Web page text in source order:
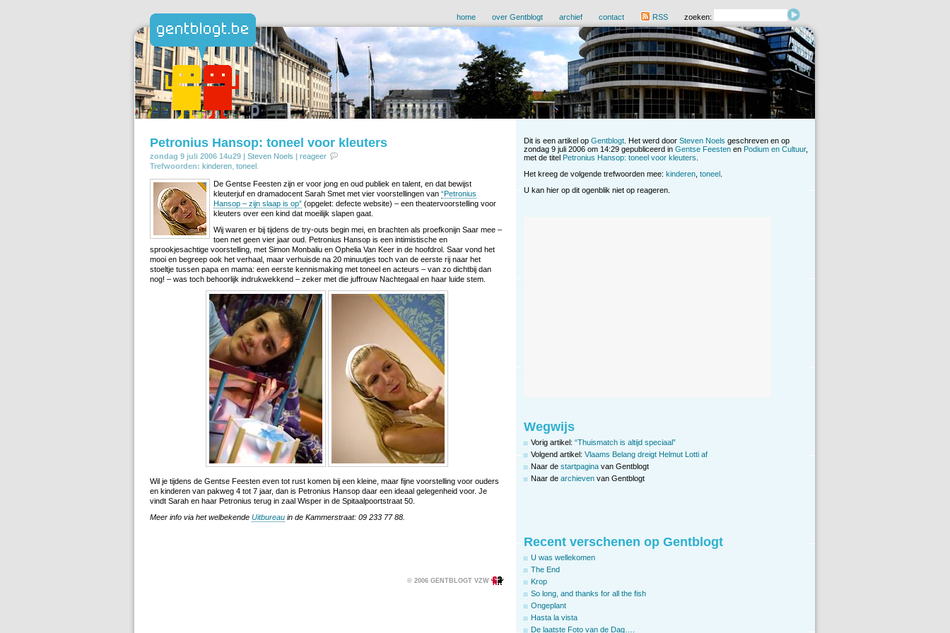
home over Gentblogt archief contact RSS zoeken:
Petronius Hansop: toneel voor kleuters
zondag 9 juli 2006 14u29 | Steven Noels | reageer
Trefwoorden: kinderen toneel
De Gentse Feesten zijn er voor jong en oud publiek en talent, en dat bewijst
kleuterjuf en dramadocent Sarah Smet met vier voorstellingen van “Petronius
Hansop – zijn slaap is op” (opgelet: defecte website) – een theatervoorstelling voor
kleuters over een kind dat moeilijk slapen gaat.
Wij waren er bij tijdens de try-outs begin mei, en brachten als proefkonijn Saar mee –
toen net geen vier jaar oud. Petronius Hansop is een intimistische en
sprookjesachtige voorstelling, met Simon Monbaliu en Ophelia Van Keer in de hoofdrol. Saar vond het
mooi en begreep ook het verhaal, maar verhuisde na 20 minuutjes toch van de eerste rij naar het
stoeltje tussen papa en mama: een eerste kennismaking met toneel en acteurs – van zo dichtbij dan
nog! – was toch behoorlijk indrukwekkend – zeker met die juffrouw Nachtegaal en haar luide stem.
Wil je tijdens de Gentse Feesten even tot rust komen bij een kleine, maar fijne voorstelling voor ouders
en kinderen van pakweg 4 tot 7 jaar, dan is Petronius Hansop daar een ideaal gelegenheid voor. Je
vindt Sarah en haar Petronius terug in zaal Wisper in de Spitaalpoortstraat 50.
Meer info via het welbekende Uitbureau in de Kammerstraat: 09 233 77 88.
© 2006 GENTBLOGT VZW
Dit is een artikel op Gentblogt . Het werd door Steven Noels geschreven en op
zondag 9 juli 2006 om 14:29 gepubliceerd in Gentse Feesten en Podium en Cultuur,
met de titel Petronius Hansop: toneel voor kleuters
Het kreeg de volgende trefwoorden mee: kinderen toneel
U kan hier op dit ogenblik niet op reageren.
Wegwijs
Vorig artikel: “Thuismatch is altijd speciaal”
Volgend artikel: Vlaams Belang dreigt Helmut Lotti af
Naar de startpagina van Gentblogt
Naar de archieven van Gentblogt
Recent verschenen op Gentblogt
U was wellekomen
The End
Krop
So long, and thanks for all the fish
Ongeplant
Hasta la vista
De laatste Foto van de Dag….